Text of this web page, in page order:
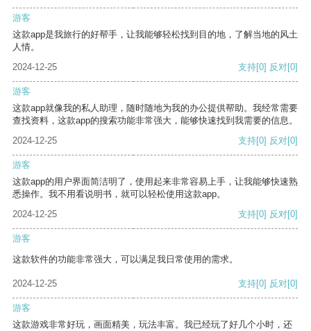
游客
这款app是我旅行的好帮手，让我能够轻松找到目的地，了解当地的风土
人情。
2024-12-25
支持[0] 反对[0]
游客
这款app就像我的私人助理，随时随地为我的办公提供帮助。我经常需要
查找资料，这款app的搜索功能非常强大，能够快速找到我需要的信息。
2024-12-25
支持[0] 反对[0]
游客
这款app的用户界面简洁明了，使用起来非常容易上手，让我能够快速熟
悉操作。我不用看说明书，就可以轻松使用这款app。
2024-12-25
支持[0] 反对[0]
游客
这款软件的功能非常强大，可以满足我日常使用的需求。
2024-12-25 支持[0] 反对[0]
游客
这款游戏非常好玩，画面精美，玩法丰富。我已经玩了好几个小时，还